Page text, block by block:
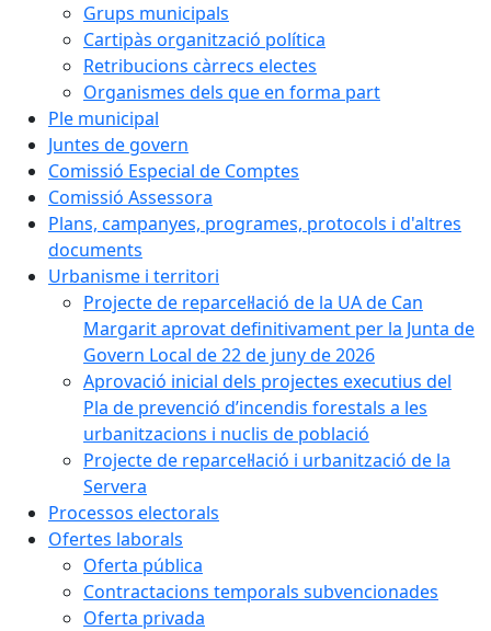
Grups municipals
Cartipàs organització política
Retribucions càrrecs electes
Organismes dels que en forma part
Ple municipal
Juntes de govern
Comissió Especial de Comptes
Comissió Assessora
Plans, campanyes, programes, protocols i d'altres
documents
Urbanisme i territori
Projecte de reparcel·lació de la UA de Can
Margarit aprovat definitivament per la Junta de
Govern Local de 22 de juny de 2026
Aprovació inicial dels projectes executius del
Pla de prevenció d’incendis forestals a les
urbanitzacions i nuclis de població
Projecte de reparcel·lació i urbanització de la
Servera
Processos electorals
Ofertes laborals
Oferta pública
Contractacions temporals subvencionades
Oferta privada